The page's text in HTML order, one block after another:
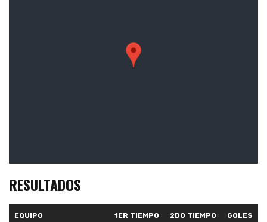
RESULTADOS
EQUIPO 1ER TIEMPO 2DO TIEMPO GOLES